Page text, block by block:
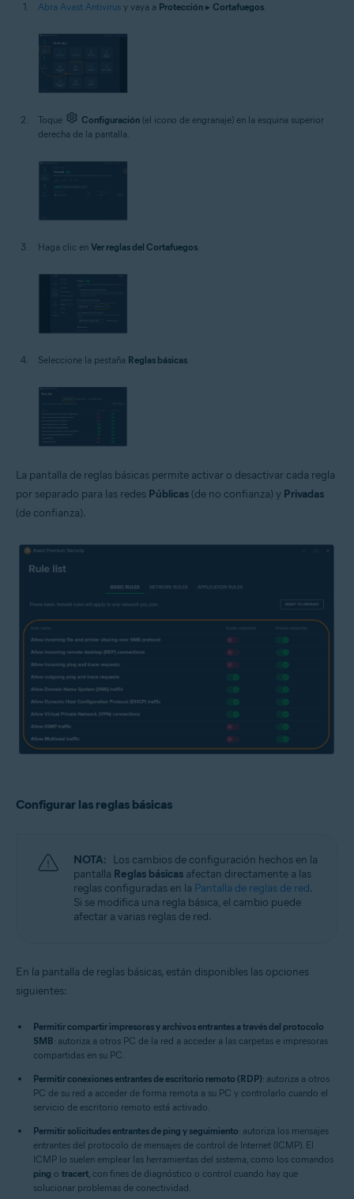
Abra Avast Antivirus y vaya a Protección ▸ Cortafuegos.
Toque Configuración (el icono de engranaje) en la esquina superior
derecha de la pantalla.
Haga clic en Ver reglas del Cortafuegos.
Seleccione la pestaña Reglas básicas.
La pantalla de reglas básicas permite activar o desactivar cada regla
por separado para las redes Públicas (de no confianza) y Privadas
(de confianza).
Configurar las reglas básicas
NOTA: Los cambios de configuración hechos en la
pantalla Reglas básicas afectan directamente a las
reglas configuradas en la Pantalla de reglas de red.
Si se modifica una regla básica, el cambio puede
afectar a varias reglas de red.
En la pantalla de reglas básicas, están disponibles las opciones
siguientes:
Permitir compartir impresoras y archivos entrantes a través del protocolo
SMB: autoriza a otros PC de la red a acceder a las carpetas e impresoras
compartidas en su PC.
Permitir conexiones entrantes de escritorio remoto (RDP): autoriza a otros
PC de su red a acceder de forma remota a su PC y controlarlo cuando el
servicio de escritorio remoto está activado.
Permitir solicitudes entrantes de ping y seguimiento: autoriza los mensajes
entrantes del protocolo de mensajes de control de Internet (ICMP). El
ICMP lo suelen emplear las herramientas del sistema, como los comandos
ping o tracert, con fines de diagnóstico o control cuando hay que
solucionar problemas de conectividad.